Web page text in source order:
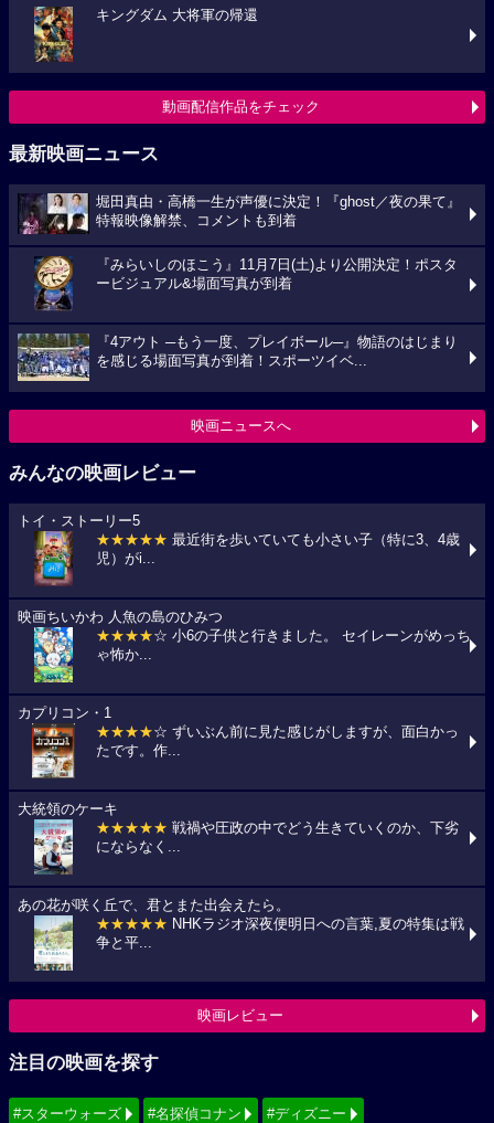
キングダム 大将軍の帰還
動画配信作品をチェック
最新映画ニュース
堀田真由・高橋一生が声優に決定！『ghost／夜の果て』
特報映像解禁、コメントも到着
『みらいしのほこう』11月7日(土)より公開決定！ポスタ
ービジュアル&場面写真が到着
『4アウト ─もう一度、プレイボール─』物語のはじまり
を感じる場面写真が到着！スポーツイベ...
映画ニュースへ
みんなの映画レビュー
トイ・ストーリー5
★★★★★ 最近街を歩いていても小さい子（特に3、4歳
児）がi...
映画ちいかわ 人魚の島のひみつ
★★★★☆ 小6の子供と行きました。 セイレーンがめっち
ゃ怖か...
カプリコン・1
★★★★☆ ずいぶん前に見た感じがしますが、面白かっ
たです。作...
大統領のケーキ
★★★★★ 戦禍や圧政の中でどう生きていくのか、下劣
にならなく...
あの花が咲く丘で、君とまた出会えたら。
★★★★★ NHKラジオ深夜便明日への言葉,夏の特集は戦
争と平...
映画レビュー
注目の映画を探す
#スターウォーズ #名探偵コナン #ディズニー